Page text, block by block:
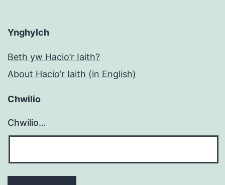
Ynghylch
Beth yw Hacio’r Iaith?
About Hacio’r Iaith (in English)
Chwilio
Chwilio…